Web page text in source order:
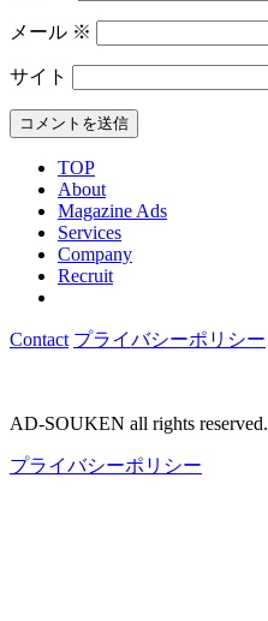
メール ※
サイト
TOP
About
Magazine Ads
Services
Company
Recruit
Contact プライバシーポリシー
AD-SOUKEN all rights reserved.
プライバシーポリシー